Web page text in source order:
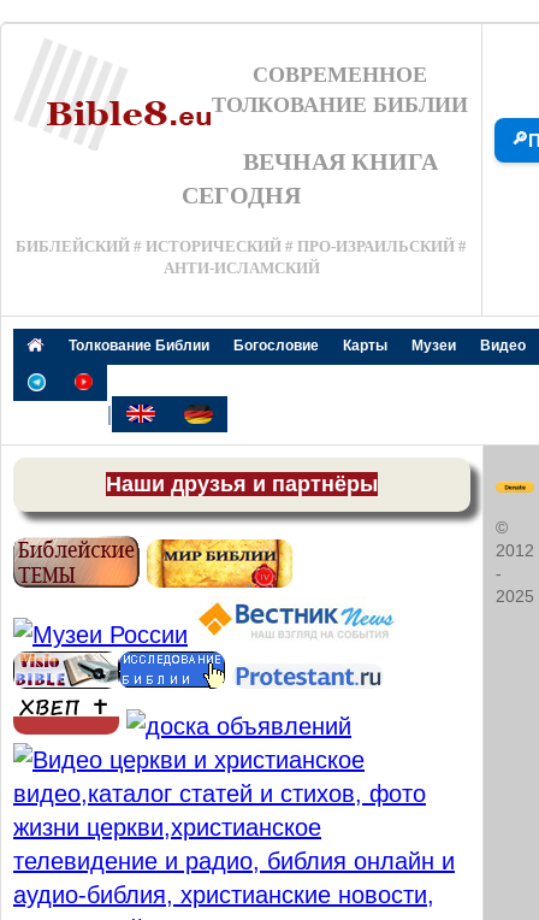
СОВРЕМЕННОЕ
ТОЛКОВАНИЕ БИБЛИИ
ВЕЧНАЯ КНИГА
СЕГОДНЯ
БИБЛЕЙСКИЙ # ИСТОРИЧЕСКИЙ # ПРО-ИЗРАИЛЬСКИЙ #
АНТИ-ИСЛАМСКИЙ
🔎
Толкование Библии Богословие Карты Музеи Видео
|
Наши друзья и партнёры
©
2012
-
2025